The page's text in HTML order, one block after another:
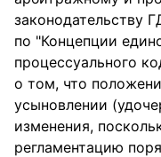
законодательству
по "Концепции
процессуального
о том, что
усыновлении
изменения,
регламентацию